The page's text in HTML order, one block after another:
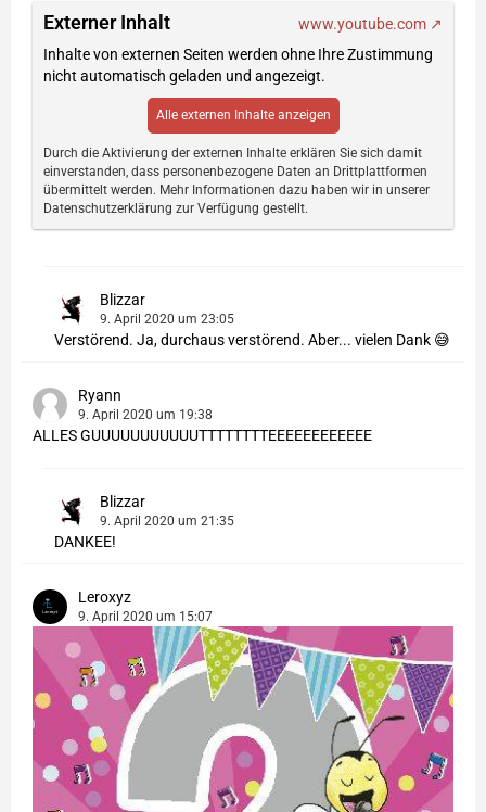
Externer Inhalt
www.youtube.com
Inhalte von externen Seiten werden ohne Ihre Zustimmung
nicht automatisch geladen und angezeigt.
Alle externen Inhalte anzeigen
Durch die Aktivierung der externen Inhalte erklären Sie sich damit
einverstanden, dass personenbezogene Daten an Drittplattformen
übermittelt werden. Mehr Informationen dazu haben wir in unserer
Datenschutzerklärung zur Verfügung gestellt.
Blizzar
9. April 2020 um 23:05
Verstörend. Ja, durchaus verstörend. Aber... vielen Dank 😅
Ryann
9. April 2020 um 19:38
ALLES GUUUUUUUUUUUTTTTTTTTEEEEEEEEEEEE
Blizzar
9. April 2020 um 21:35
DANKEE!
Leroxyz
9. April 2020 um 15:07